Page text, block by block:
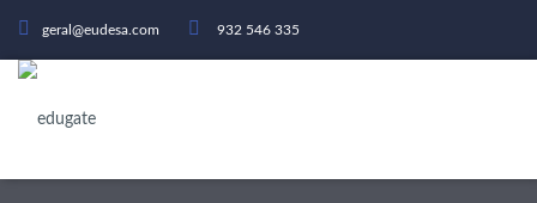
geral@eudesa.com 932 546 335